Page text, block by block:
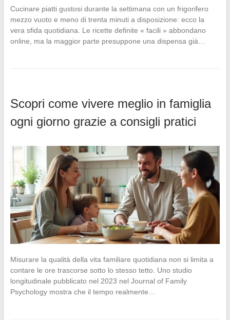
Cucinare piatti gustosi durante la settimana con un frigorifero
mezzo vuoto e meno di trenta minuti a disposizione: ecco la
vera sfida quotidiana. Le ricette definite « facili » abbondano
online, ma la maggior parte presuppone una dispensa già…
Scopri come vivere meglio in famiglia
ogni giorno grazie a consigli pratici
Misurare la qualità della vita familiare quotidiana non si limita a
contare le ore trascorse sotto lo stesso tetto. Uno studio
longitudinale pubblicato nel 2023 nel Journal of Family
Psychology mostra che il tempo realmente…